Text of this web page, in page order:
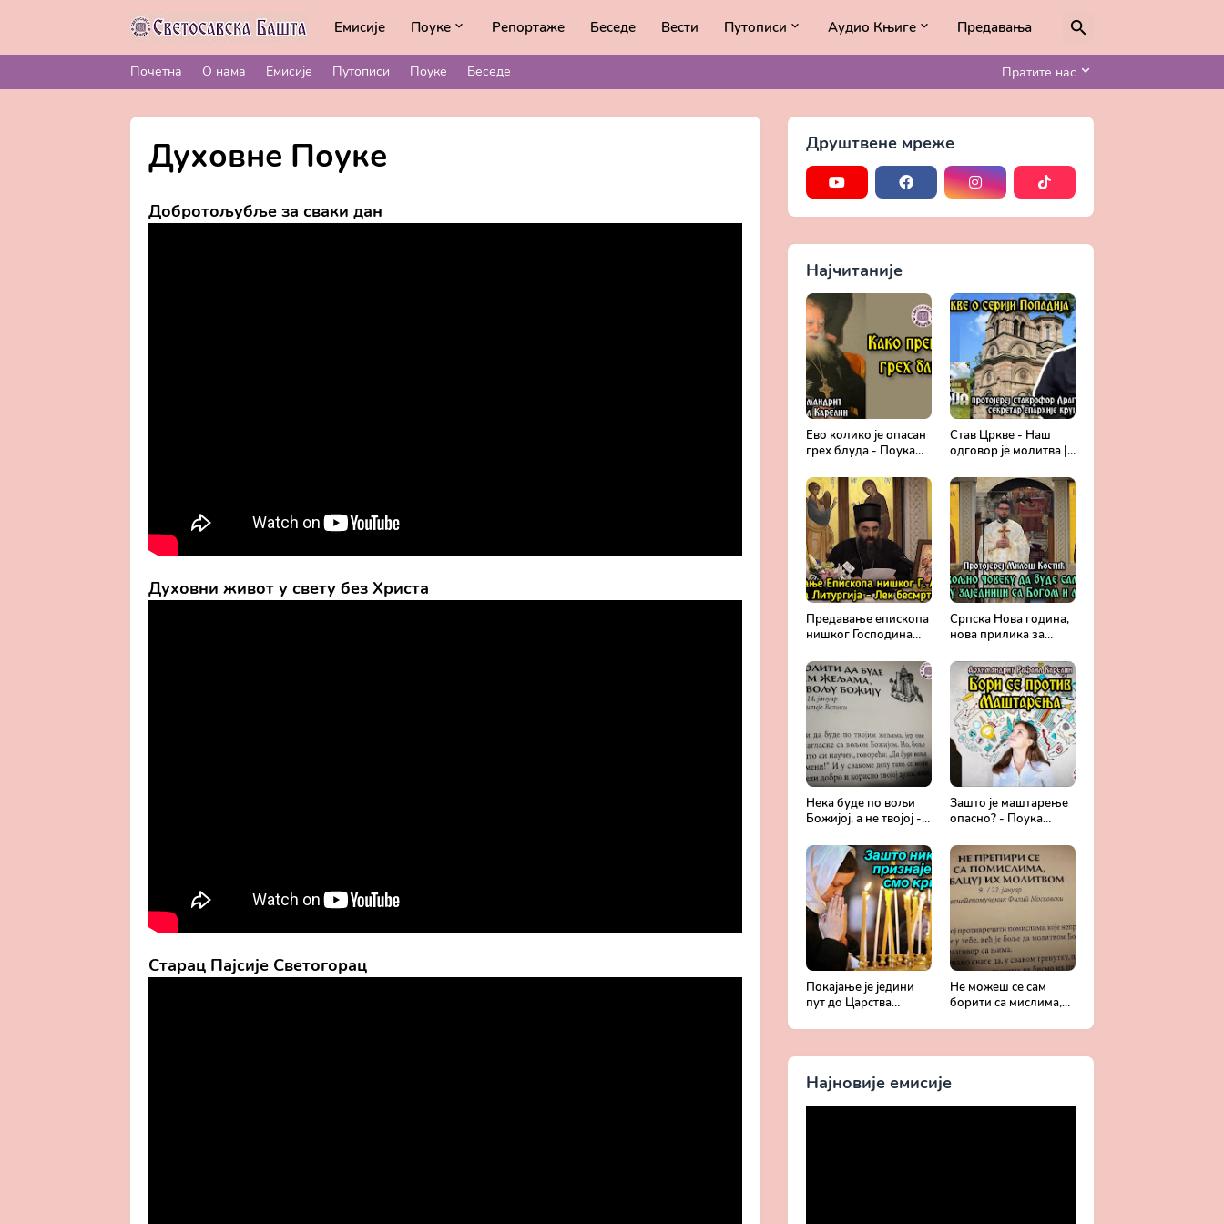
Емисије Поуке Репортаже Беседе Вести Путописи Аудио Књиге Предавања
Почетна О нама Емисије Путописи Поуке Беседе Пратите нас
Духовне Поуке
Добротољубље за сваки дан
Духовни живот у свету без Христа
Старац Пајсије Светогорац
Друштвене мреже
Најчитаније
Ево колико је опасан
грех блуда - Поука
Рафаила Карелина
Став Цркве - Наш
одговор је молитва |
крушевачке, отац
Драги Вешковац
Предавање епископа
нишког Господина
Литургија, лек
бесмртности -
Православље и
медицина
Српска Нова година,
нова прилика за
са Живим Богом -
Протојереј Милош
Костић
Нека буде по вољи
Божијој, а не твојој -
сваки дан
Зашто је маштарење
опасно? - Поука
Рафаила Карелина
Покајање је једини
пут до Царства
живот у свету без
Не можеш се сам
борити са мислима,
Бога -
Најновије емисије